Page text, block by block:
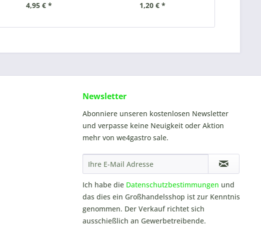
4,95 € * 1,20 € *
Newsletter
Abonniere unseren kostenlosen Newsletter
und verpasse keine Neuigkeit oder Aktion
mehr von we4gastro sale.
Ich habe die Datenschutzbestimmungen und
das dies ein Großhandelsshop ist zur Kenntnis
genommen. Der Verkauf richtet sich
ausschießlich an Gewerbetreibende.